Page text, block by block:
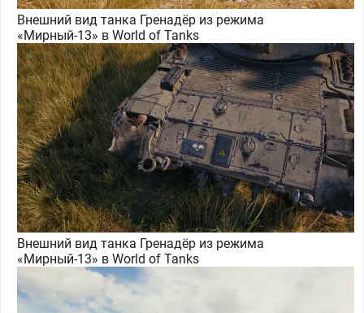
Внешний вид танка Гренадёр из режима
«Мирный-13» в World of Tanks
Внешний вид танка Гренадёр из режима
«Мирный-13» в World of Tanks